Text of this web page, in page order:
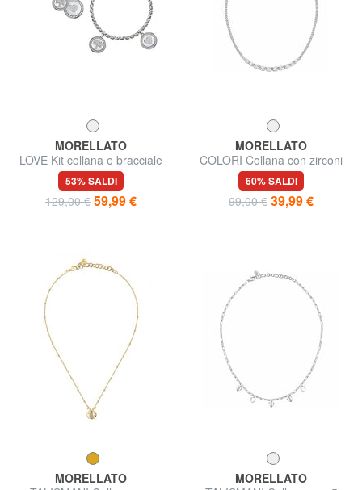
MORELLATO
LOVE Kit collana e bracciale
con charms e cristalli
53% SALDI
129,00 € 59,99 €
MORELLATO
COLORI Collana con zirconi
60% SALDI
99,00 € 39,99 €
MORELLATO
MORELLATO